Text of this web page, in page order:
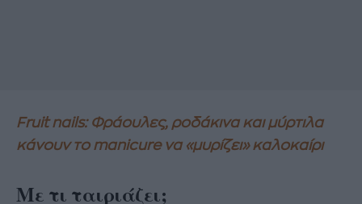
Fruit nails: Φράουλες, ροδάκινα και μύρτιλα
κάνουν το manicure να «μυρίζει» καλοκαίρι
Με τι ταιριάζει;